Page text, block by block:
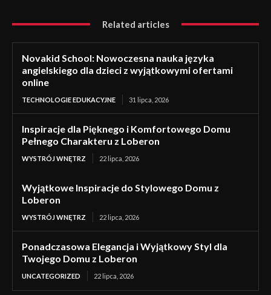
Related articles
Novakid School: Nowoczesna nauka języka
angielskiego dla dzieci z wyjątkowymi ofertami
online
TECHNOLOGIE EDUKACYJNE 31 lipca, 2026
Inspiracje dla Pięknego i Komfortowego Domu
Pełnego Charakteru z Loberon
WYSTRÓJ WNĘTRZ 22 lipca, 2026
Wyjątkowe Inspiracje do Stylowego Domu z
Loberon
WYSTRÓJ WNĘTRZ 22 lipca, 2026
Ponadczasowa Elegancja i Wyjątkowy Styl dla
Twojego Domu z Loberon
UNCATEGORIZED 22 lipca, 2026